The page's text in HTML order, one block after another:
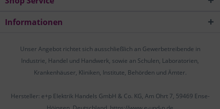
Informationen
Unser Angebot richtet sich ausschließlich an Gewerbetreibende in
Industrie, Handel und Handwerk, sowie an Schulen, Laboratorien,
Krankenhäuser, Kliniken, Institute, Behörden und Ämter.
Hersteller: e+p Elektrik Handels GmbH & Co. KG, Am Ohrt 7, 59469 Ense-